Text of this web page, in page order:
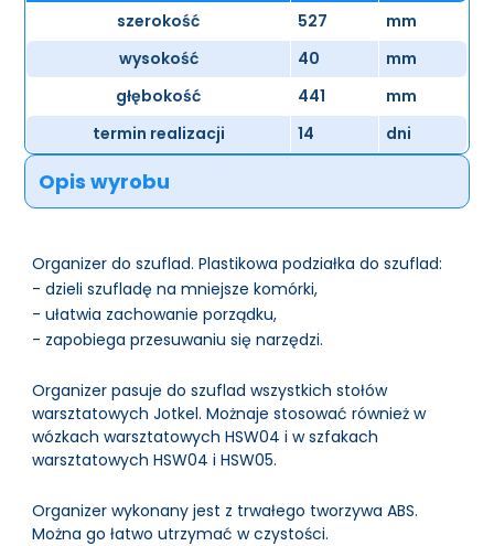
szerokość
527
mm
wysokość
40
mm
głębokość
441
mm
termin realizacji
14 dni
Opis wyrobu
Organizer do szuflad. Plastikowa podziałka do szuflad:
- dzieli szufladę na mniejsze komórki,
- ułatwia zachowanie porządku,
- zapobiega przesuwaniu się narzędzi.
Organizer pasuje do szuflad wszystkich stołów
warsztatowych Jotkel. Możnaje stosować również w
wózkach warsztatowych HSW04 i w szfakach
warsztatowych HSW04 i HSW05.
Organizer wykonany jest z trwałego tworzywa ABS.
Można go łatwo utrzymać w czystości.